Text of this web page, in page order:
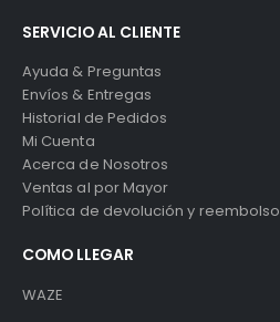
SERVICIO AL CLIENTE
Ayuda & Preguntas
Envíos & Entregas
Historial de Pedidos
Mi Cuenta
Acerca de Nosotros
Ventas al por Mayor
Política de devolución y reembolso
COMO LLEGAR
WAZE